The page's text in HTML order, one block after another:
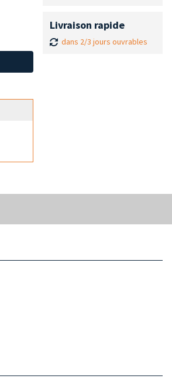
Livraison rapide
dans 2/3 jours ouvrables